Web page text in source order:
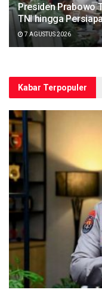
Presiden Prabowo
TNI hingga
7 AGUSTUS 2026
Kabar Terpopuler